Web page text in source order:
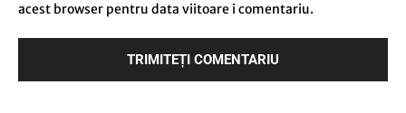
acest browser pentru data viitoare i comentariu.